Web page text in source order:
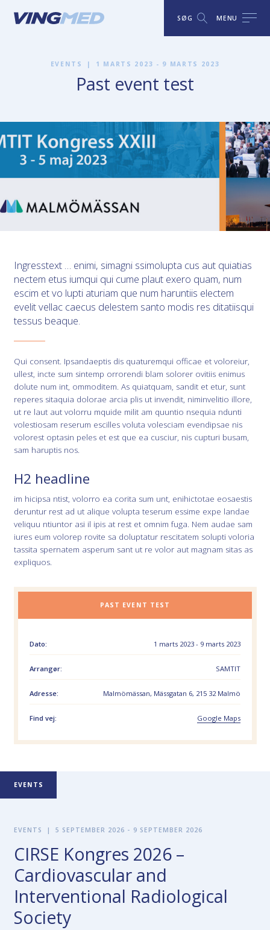
SØG MENU
EVENTS | 1 MARTS 2023 - 9 MARTS 2023
Past event test
Ingresstext … enimi, simagni ssimolupta cus aut quiatias
nectem etus iumqui qui cume plaut exero quam, num
escim et vo lupti aturiam que num haruntiis electem
evelit vellac caecus delestem santo modis res ditatiisqui
tessus beaque.
Qui consent. Ipsandaeptis dis quaturemqui officae et voloreiur,
ullest, incte sum sintemp orrorendi blam solorer ovitiis enimus
dolute num int, ommoditem. As quiatquam, sandit et etur, sunt
reperes sitaquia dolorae arcia plis ut invendit, niminvelitio illore,
ut re laut aut volorru mquide milit am quuntio nsequia ndunti
volestiosam reserum escilles voluta volesciam evendipsae nis
volorest optasin peles et est que ea cusciur, nis cupturi busam,
sam haruptis nos.
H2 headline
im hicipsa ntist, volorro ea corita sum unt, enihictotae eosaestis
deruntur rest ad ut alique volupta teserum essime expe landae
veliquu ntiuntor asi il ipis at rest et omnim fuga. Nem audae sam
iures eum volorep rovite sa doluptatur rescitatem solupti voloria
tassita spernatem asperum sant ut re volor aut magnam sitas as
expliquos.
PAST EVENT TEST
Dato: 1 marts 2023 - 9 marts 2023
Arrangør: SAMTIT
Adresse: Malmömässan, Mässgatan 6, 215 32 Malmö
Find vej: Google Maps
EVENTS
EVENTS | 5 SEPTEMBER 2026 - 9 SEPTEMBER 2026
CIRSE Kongres 2026 –
Cardiovascular and
Interventional Radiological
Society